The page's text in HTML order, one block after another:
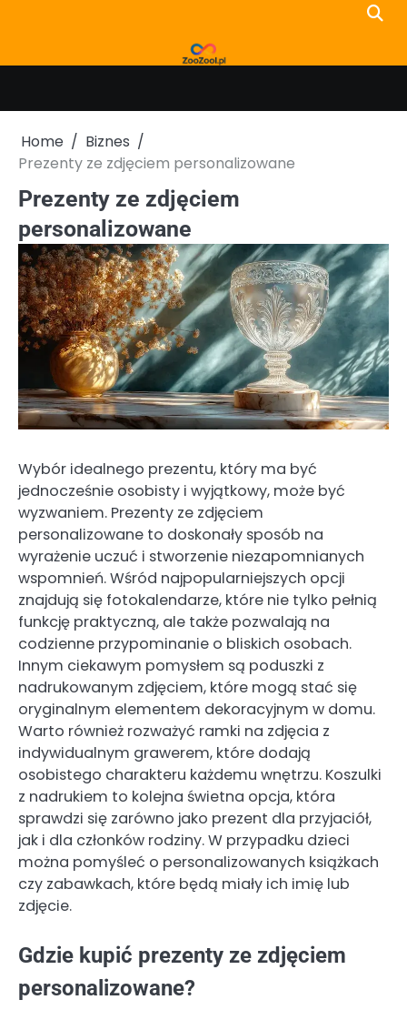
Home
Biznes
Prezenty ze zdjęciem personalizowane
Prezenty ze zdjęciem
personalizowane
Wybór idealnego prezentu, który ma być
jednocześnie osobisty i wyjątkowy, może być
wyzwaniem. Prezenty ze zdjęciem
personalizowane to doskonały sposób na
wyrażenie uczuć i stworzenie niezapomnianych
wspomnień. Wśród najpopularniejszych opcji
znajdują się fotokalendarze, które nie tylko pełnią
funkcję praktyczną, ale także pozwalają na
codzienne przypominanie o bliskich osobach.
Innym ciekawym pomysłem są poduszki z
nadrukowanym zdjęciem, które mogą stać się
oryginalnym elementem dekoracyjnym w domu.
Warto również rozważyć ramki na zdjęcia z
indywidualnym grawerem, które dodają
osobistego charakteru każdemu wnętrzu. Koszulki
z nadrukiem to kolejna świetna opcja, która
sprawdzi się zarówno jako prezent dla przyjaciół,
jak i dla członków rodziny. W przypadku dzieci
można pomyśleć o personalizowanych książkach
czy zabawkach, które będą miały ich imię lub
zdjęcie.
Gdzie kupić prezenty ze zdjęciem
personalizowane?